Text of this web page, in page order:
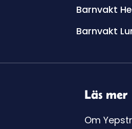
Barnvakt
Barnvakt
Läs mer
Om Yepstr